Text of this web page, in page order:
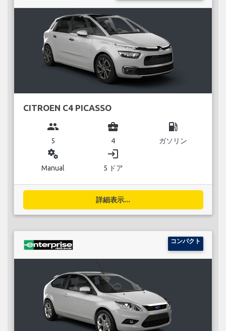
CITROEN C4 PICASSO
group
5
business_center
4
local_gas_station
ガソリン
miscellaneous_services
Manual
login
5 ドア
詳細表示...
コンパクト